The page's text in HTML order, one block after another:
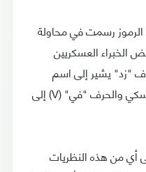
الرموز رسمت في محاولة
الخبراء العسكريين
"زد" يشير إلى اسم
الرئيس الأوكراني فولوديمير زيلينسكي والحرف "في" (V) إلى
أي من هذه النظريات